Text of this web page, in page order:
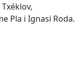
Pla i Ignasi Roda.